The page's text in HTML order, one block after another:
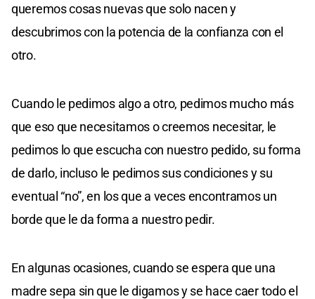
queremos cosas nuevas que solo nacen y
descubrimos con la potencia de la confianza con el
otro.
Cuando le pedimos algo a otro, pedimos mucho más
que eso que necesitamos o creemos necesitar, le
pedimos lo que escucha con nuestro pedido, su forma
de darlo, incluso le pedimos sus condiciones y su
eventual “no”, en los que a veces encontramos un
borde que le da forma a nuestro pedir.
En algunas ocasiones, cuando se espera que una
madre sepa sin que le digamos y se hace caer todo el